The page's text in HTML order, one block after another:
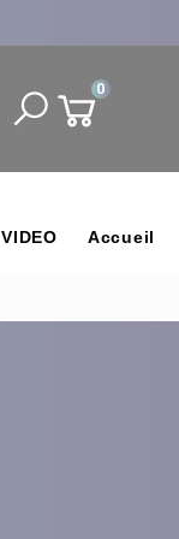
0
VIDEO Accueil